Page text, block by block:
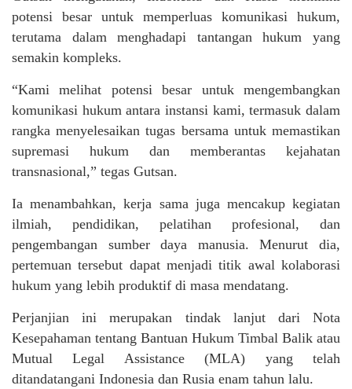
potensi besar untuk memperluas komunikasi hukum,
terutama dalam menghadapi tantangan hukum yang
semakin kompleks.
“Kami melihat potensi besar untuk mengembangkan
komunikasi hukum antara instansi kami, termasuk dalam
rangka menyelesaikan tugas bersama untuk memastikan
supremasi hukum dan memberantas kejahatan
transnasional,” tegas Gutsan.
Ia menambahkan, kerja sama juga mencakup kegiatan
ilmiah, pendidikan, pelatihan profesional, dan
pengembangan sumber daya manusia. Menurut dia,
pertemuan tersebut dapat menjadi titik awal kolaborasi
hukum yang lebih produktif di masa mendatang.
Perjanjian ini merupakan tindak lanjut dari Nota
Kesepahaman tentang Bantuan Hukum Timbal Balik atau
Mutual Legal Assistance (MLA) yang telah
ditandatangani Indonesia dan Rusia enam tahun lalu.